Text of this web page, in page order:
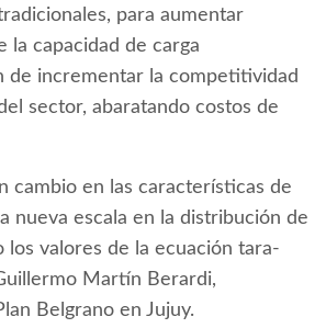
para aumentar
la capacidad de carga
de incrementar la competitividad
sector, abaratando costos de
cambio en las características de
nueva escala en la distribución de
los valores de la ecuación tara-
Martín Berardi,
Belgrano en Jujuy.